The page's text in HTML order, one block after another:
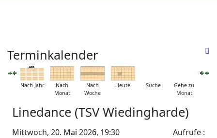
Terminkalender
Nach Jahr
Nach
Monat
Nach
Woche
Heute Suche
Gehe zu
Monat
Linedance (TSV Wiedingharde)
Mittwoch, 20. Mai 2026, 19:30
Aufrufe :